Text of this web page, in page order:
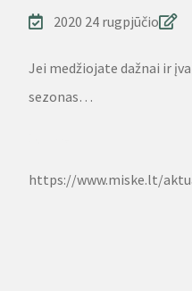
2020 24 rugpjūčio
Jei medžiojate dažnai ir
sezonas…
https://www.miske.lt/